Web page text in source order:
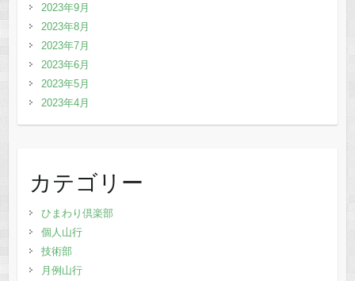
2023年9月
2023年8月
2023年7月
2023年6月
2023年5月
2023年4月
カテゴリー
ひまわり倶楽部
個人山行
技術部
月例山行